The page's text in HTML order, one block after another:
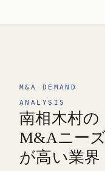
M&A DEMAND
ANALYSIS
南相木村の
M&Aニーズ
が高い業界